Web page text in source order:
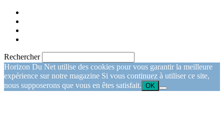
Rechercher
Horizon Du Net utilise des cookies pour vous garantir la meilleure
expérience sur notre magazine Si vous continuez à utiliser ce site,
nous supposerons que vous en êtes satisfait. OK